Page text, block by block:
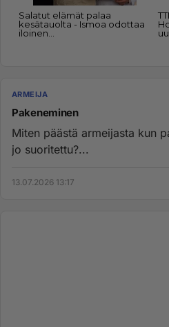
ARMEIJA
Pakeneminen
Miten päästä armeijasta kun
jo suoritettu?...
13.07.2026 13:17